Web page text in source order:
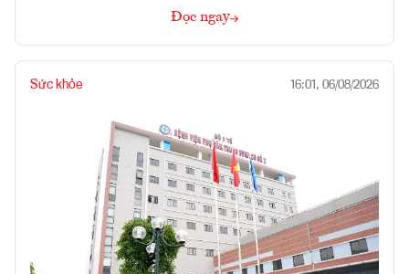
Đọc ngay
Sức khỏe 16:01, 06/08/2026